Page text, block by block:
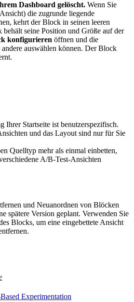
Dashboard gelöscht. Wenn Sie
die zugrunde liegende
kehrt der Block in seinen leeren
seine Position und Größe auf der
konfigurieren öffnen und die
andere auswählen können. Der Block
Ihrer Startseite ist benutzerspezifisch.
und das Layout sind nur für Sie
Quelltyp mehr als einmal einbetten,
A/B-Test-Ansichten
und Neuanordnen von Blöcken
spätere Version geplant. Verwenden Sie
Blocks, um eine eingebettete Ansicht
Experimentation